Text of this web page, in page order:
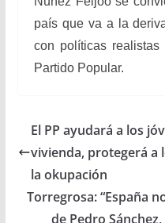
país que va a la
con políticas
Partido Popular.
El PP ayudará a los
vivienda, protegerá a
la okupación
Torregrosa: “España
de Pedro